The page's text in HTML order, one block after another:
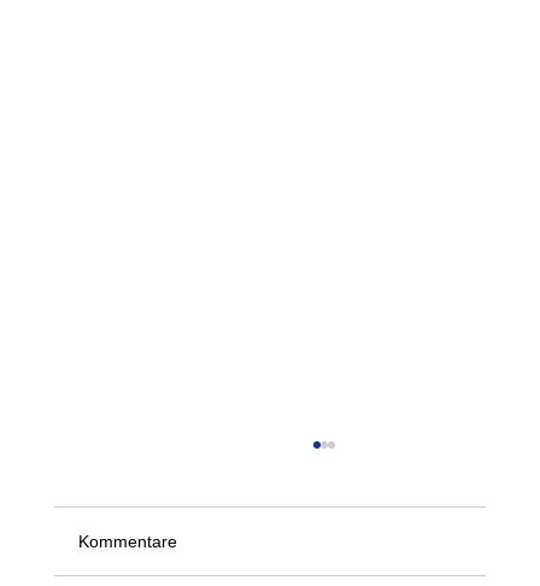
Schon jetzt freuen wir uns, alle informieren zu
Kommentare